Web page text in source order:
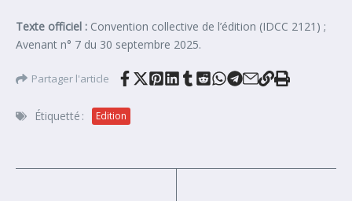
Texte officiel : Convention collective de l’édition (IDCC 2121) ;
Avenant n° 7 du 30 septembre 2025.
Partager l'article
Étiquetté : Edition